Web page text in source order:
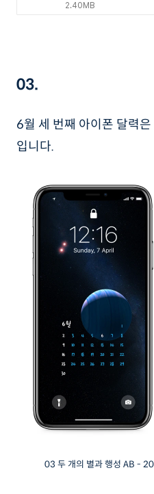
2.40MB
03.
6월 세 번째 아이폰 달력
입니다.
03 두 개의 별과 행성 AB -